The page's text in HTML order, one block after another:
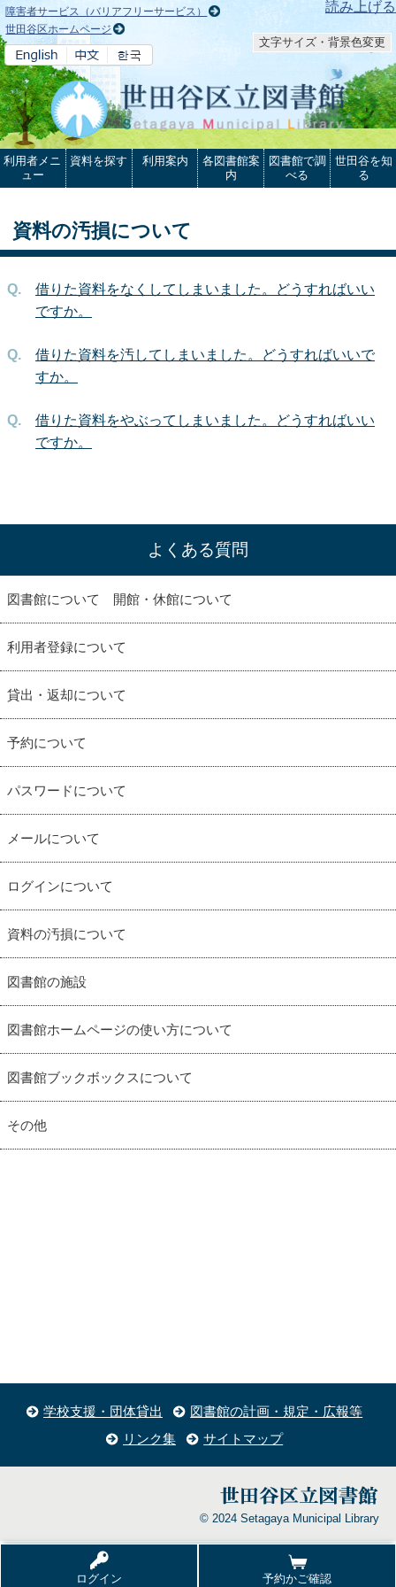
本文へ 読み上げる
障害者サービス（バリアフリーサービス）
世田谷区ホームページ
文字サイズ・背景色変更
ログイン 予約かご確認
利用者メニ
ュー
資料を探す 利用案内
各図書館案
内
図書館で調
べる
世田谷を知
る
資料の汚損について
借りた資料をなくしてしまいました。どうすればいい
ですか。
借りた資料を汚してしまいました。どうすればいいで
すか。
借りた資料をやぶってしまいました。どうすればいい
ですか。
よくある質問
図書館について 開館・休館について
利用者登録について
貸出・返却について
予約について
パスワードについて
メールについて
ログインについて
資料の汚損について
図書館の施設
図書館ホームページの使い方について
図書館ブックボックスについて
その他
学校支援・団体貸出
図書館の計画・規定・広報等
リンク集
サイトマップ
© 2024 Setagaya Municipal Library